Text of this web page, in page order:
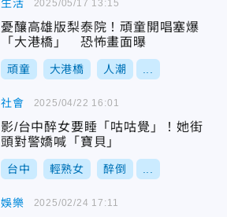
生活
憂釀高雄版梨泰院！頑童開唱塞爆
「大港橋」 恐怖畫面曝
頑童 大港橋 人潮
2025/05/17 13:15
社會
影/台中醉女要睡「咕咕覺」！她街
頭對警嬌喊「寶貝」
台中 輕熟女 醉倒
2025/04/22 16:01
娛樂 2025/02/24 17:11